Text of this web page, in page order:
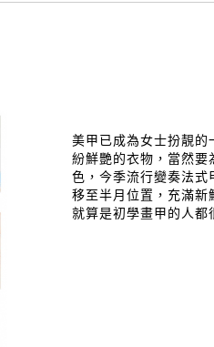
美甲已成為女士扮靚的
紛鮮艷的衣物，當然要
色，今季流行變奏法式
移至半月位置，充滿新
就算是初學畫甲的人都